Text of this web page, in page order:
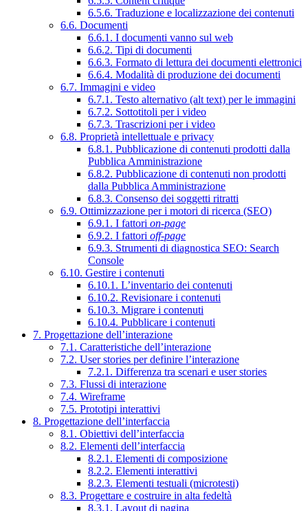
6.5.6. Traduzione e localizzazione dei contenuti
6.6. Documenti
6.6.1. I documenti vanno sul web
6.6.2. Tipi di documenti
6.6.3. Formato di lettura dei documenti elettronici
6.6.4. Modalità di produzione dei documenti
6.7. Immagini e video
6.7.1. Testo alternativo (alt text) per le immagini
6.7.2. Sottotitoli per i video
6.7.3. Trascrizioni per i video
6.8. Proprietà intellettuale e privacy
6.8.1. Pubblicazione di contenuti prodotti dalla
Pubblica Amministrazione
6.8.2. Pubblicazione di contenuti non prodotti
dalla Pubblica Amministrazione
6.8.3. Consenso dei soggetti ritratti
6.9. Ottimizzazione per i motori di ricerca (SEO)
6.9.1. I fattori on-page
6.9.2. I fattori off-page
6.9.3. Strumenti di diagnostica SEO: Search
Console
6.10. Gestire i contenuti
6.10.1. L’inventario dei contenuti
6.10.2. Revisionare i contenuti
6.10.3. Migrare i contenuti
6.10.4. Pubblicare i contenuti
7. Progettazione dell’interazione
7.1. Caratteristiche dell’interazione
7.2. User stories per definire l’interazione
7.2.1. Differenza tra scenari e user stories
7.3. Flussi di interazione
7.4. Wireframe
7.5. Prototipi interattivi
8. Progettazione dell’interfaccia
8.1. Obiettivi dell’interfaccia
8.2. Elementi dell’interfaccia
8.2.1. Elementi di composizione
8.2.2. Elementi interattivi
8.2.3. Elementi testuali (microtesti)
8.3. Progettare e costruire in alta fedeltà
8.3.1. Layout di pagina